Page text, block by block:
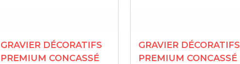
GRAVIER DÉCORATIFS
PREMIUM CONCASSÉ
GRAVIER DÉCORATIFS
PREMIUM CONCASSÉ